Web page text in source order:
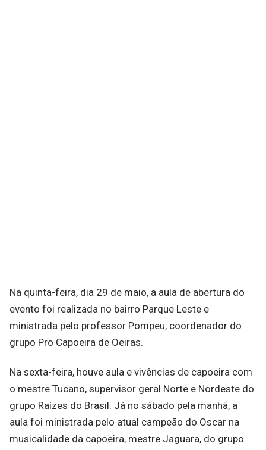
Na quinta-feira, dia 29 de maio, a aula de abertura do
evento foi realizada no bairro Parque Leste e
ministrada pelo professor Pompeu, coordenador do
grupo Pro Capoeira de Oeiras.
Na sexta-feira, houve aula e vivências de capoeira com
o mestre Tucano, supervisor geral Norte e Nordeste do
grupo Raízes do Brasil. Já no sábado pela manhã, a
aula foi ministrada pelo atual campeão do Oscar na
musicalidade da capoeira, mestre Jaguara, do grupo